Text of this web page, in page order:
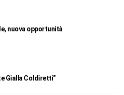
nuova opportunità
Gialla Coldiretti”